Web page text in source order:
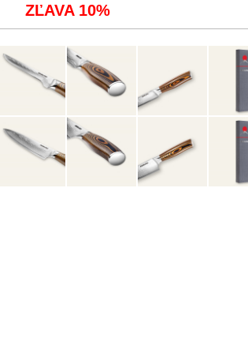
ZĽAVA 10%